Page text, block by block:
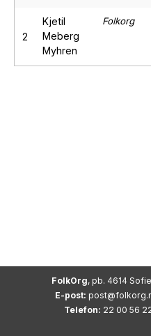
2
Kjetil
Meberg
Myhren
Folkorg
FolkOrg, pb. 4614
E-post:
Telefon: 22 00 56